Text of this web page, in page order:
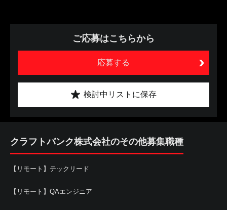
ご応募はこちらから
応募する
検討中リストに保存
クラフトバンク株式会社のその他募集職種
【リモート】テックリード
【リモート】QAエンジニア